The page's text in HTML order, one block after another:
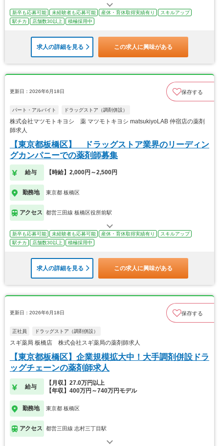
新卒も応募可能 未経験者も応募可能 産休・育休取得実績有り
スキルアップ
駅チカ
店舗数30以上 積極採用中
求人の詳細を見る この求人に興味がある
更新日：2026年6月18日 保存する
パート・アルバイト ドラッグストア（調剤併設）
株式会社マツモトキヨシ 薬 マツモトキヨシ matsukiyoLAB 仲宿店の薬剤
師求人
【東京都板橋区】 ドラッグストア業界のリーディン
グカンパニーでの薬剤師募集
給与 【時給】2,000円～2,500円
勤務地 東京都 板橋区
アクセス 都営三田線 板橋区役所前駅
新卒も応募可能 未経験者も応募可能 産休・育休取得実績有り
スキルアップ
駅チカ
店舗数30以上 積極採用中
求人の詳細を見る この求人に興味がある
更新日：2026年6月18日 保存する
正社員 ドラッグストア（調剤併設）
スギ薬局 板橋店 株式会社スギ薬局の薬剤師求人
【東京都板橋区】企業規模拡大中！大手調剤併設ドラ
ッグチェーンの薬剤師求人
給与
【月収】27.0万円以上
【年収】400万円～740万円モデル
勤務地 東京都 板橋区
アクセス 都営三田線 志村三丁目駅